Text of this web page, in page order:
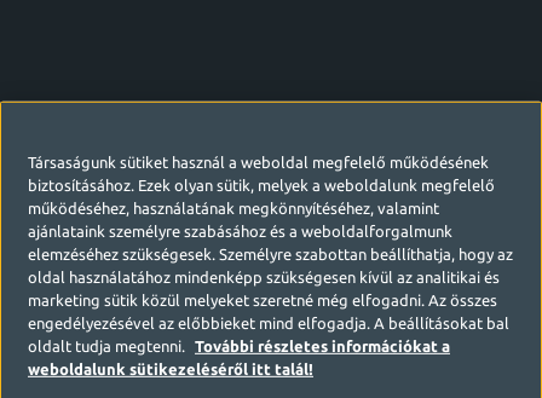
Társaságunk sütiket használ a weboldal megfelelő működésének
biztosításához. Ezek olyan sütik, melyek a weboldalunk megfelelő
működéséhez, használatának megkönnyítéséhez, valamint
ajánlataink személyre szabásához és a weboldalforgalmunk
elemzéséhez szükségesek. Személyre szabottan beállíthatja, hogy az
oldal használatához mindenképp szükségesen kívül az analitikai és
marketing sütik közül melyeket szeretné még elfogadni. Az összes
engedélyezésével az előbbieket mind elfogadja. A beállításokat bal
oldalt tudja megtenni.
További részletes információkat a
weboldalunk sütikezeléséről itt talál!